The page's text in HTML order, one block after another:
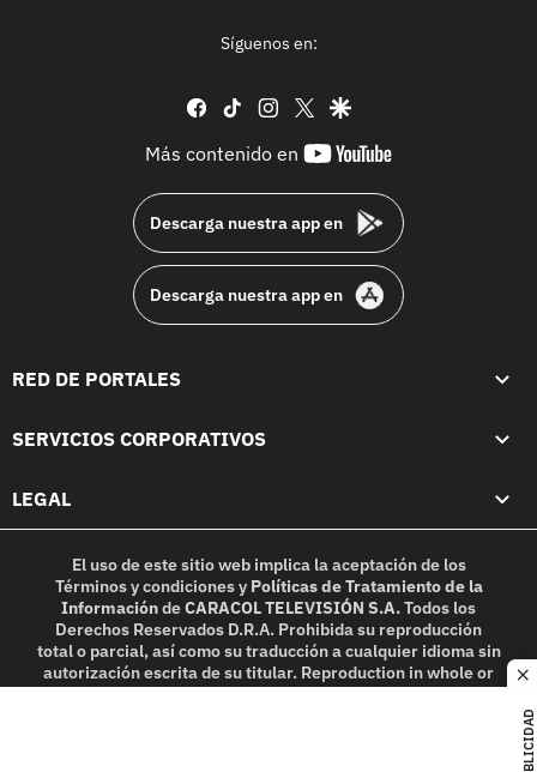
PUBLICIDAD
Síguenos en:
facebook
tiktok instagram
twittergoogle
Más contenido en
youtube-
Descarga nuestra app en
Descarga nuestra app en
RED DE PORTALES
SERVICIOS CORPORATIVOS
LEGAL
El uso de este sitio web implica la aceptación de los
Términos y condicionesy Políticas de Tratamiento de la
InformacióndeCARACOL TELEVISIÓN S.A.Todos los
Derechos Reservados D.R.A. Prohibida su reproducción
total o parcial, así como su traducción a cualquier idioma sin
autorización escrita de su titular. Reproduction in whole or
in part, or translation without written permission is